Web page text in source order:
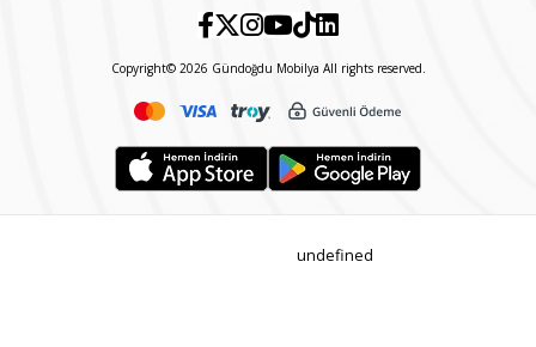
undefined
Copyright© 2026 Gündoğdu Mobilya All rights reserved.